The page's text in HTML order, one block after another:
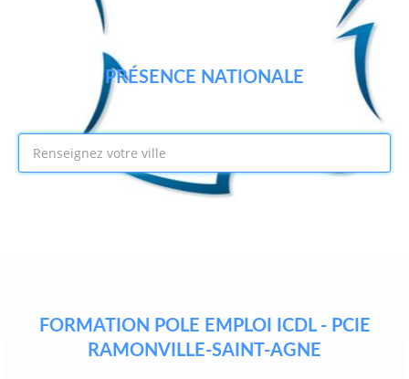
PRÉSENCE NATIONALE
FORMATION POLE EMPLOI ICDL - PCIE
RAMONVILLE-SAINT-AGNE